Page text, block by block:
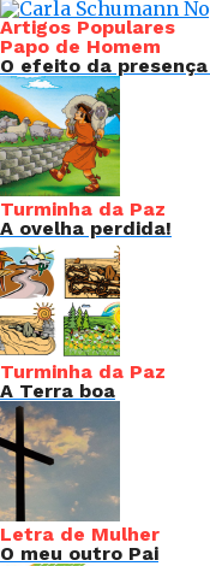
Artigos Populares
Papo de Homem
O efeito da
Turminha da Paz
A ovelha perdida!
Turminha da Paz
A Terra boa
Letra de Mulher
O meu outro Pai